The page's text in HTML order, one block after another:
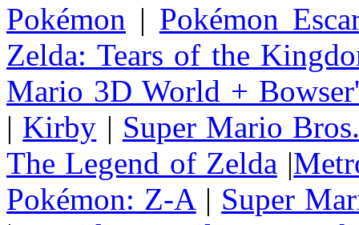
Pokémon | Pokémon
Zelda: Tears of the
Mario 3D World +
| Kirby | Super Mario
The Legend of Zelda |
Pokémon: Z-A | Super